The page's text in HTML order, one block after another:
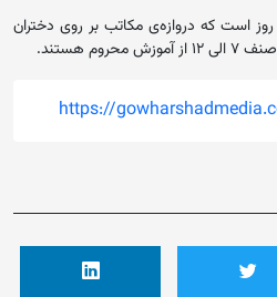
در حالی است که بیش از ۴۰۰ روز است که دروازه‌ی مکاتب بر روی دختران
هستند.
https://